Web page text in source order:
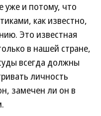
уже и потому, что
как известно,
Это известная
в нашей стране,
всегда должны
личность
замечен ли он в